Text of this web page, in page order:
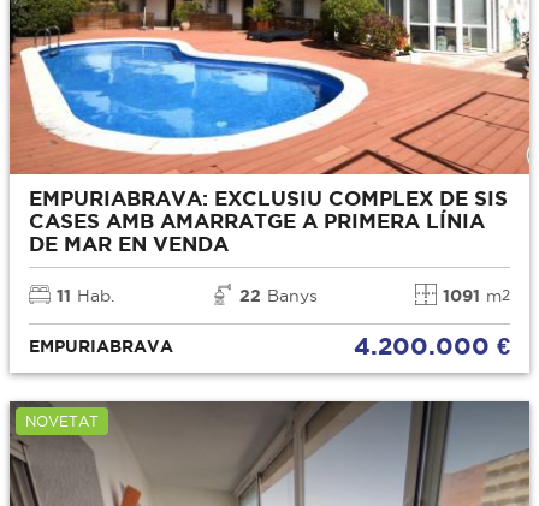
EMPURIABRAVA: EXCLUSIU COMPLEX DE SIS
CASES AMB AMARRATGE A PRIMERA LÍNIA
DE MAR EN VENDA
11 Hab. 22 Banys 1091 m2
EMPURIABRAVA 4.200.000 €
NOVETAT